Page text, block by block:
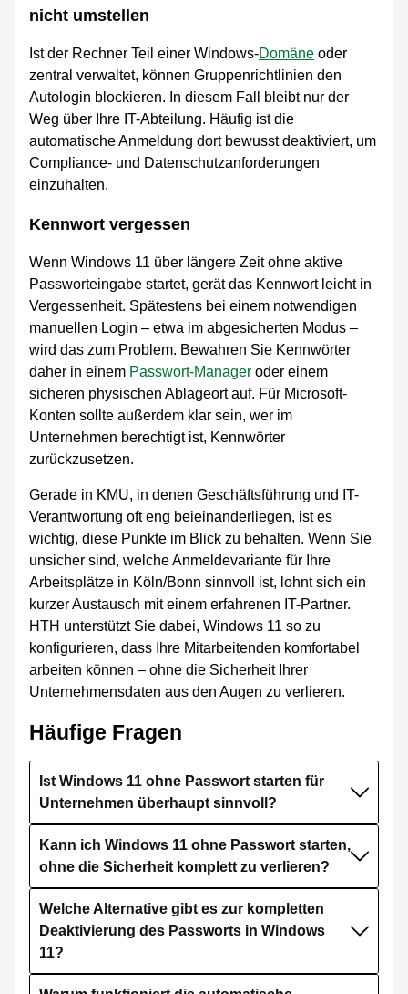
nicht umstellen
Ist der Rechner Teil einer Windows-Domäneoder
zentral verwaltet, können Gruppenrichtlinien den
Autologin blockieren. In diesem Fall bleibt nur der
Weg über Ihre IT-Abteilung. Häufig ist die
automatische Anmeldung dort bewusst deaktiviert, um
Compliance- und Datenschutzanforderungen
einzuhalten.
Kennwort vergessen
Wenn Windows 11 über längere Zeit ohne aktive
Passworteingabe startet, gerät das Kennwort leicht in
Vergessenheit. Spätestens bei einem notwendigen
manuellen Login – etwa im abgesicherten Modus –
wird das zum Problem. Bewahren Sie Kennwörter
daher in einem Passwort-Manageroder einem
sicheren physischen Ablageort auf. Für Microsoft-
Konten sollte außerdem klar sein, wer im
Unternehmen berechtigt ist, Kennwörter
zurückzusetzen.
Gerade in KMU, in denen Geschäftsführung und IT-
Verantwortung oft eng beieinanderliegen, ist es
wichtig, diese Punkte im Blick zu behalten. Wenn Sie
unsicher sind, welche Anmeldevariante für Ihre
Arbeitsplätze in Köln/Bonn sinnvoll ist, lohnt sich ein
kurzer Austausch mit einem erfahrenen IT-Partner.
HTH unterstützt Sie dabei, Windows 11 so zu
konfigurieren, dass Ihre Mitarbeitenden komfortabel
arbeiten können – ohne die Sicherheit Ihrer
Unternehmensdaten aus den Augen zu verlieren.
Häufige Fragen
Ist Windows 11 ohne Passwort starten für
Unternehmen überhaupt sinnvoll?
Kann ich Windows 11 ohne Passwort starten,
ohne die Sicherheit komplett zu verlieren?
Welche Alternative gibt es zur kompletten
Deaktivierung des Passworts in Windows
11?